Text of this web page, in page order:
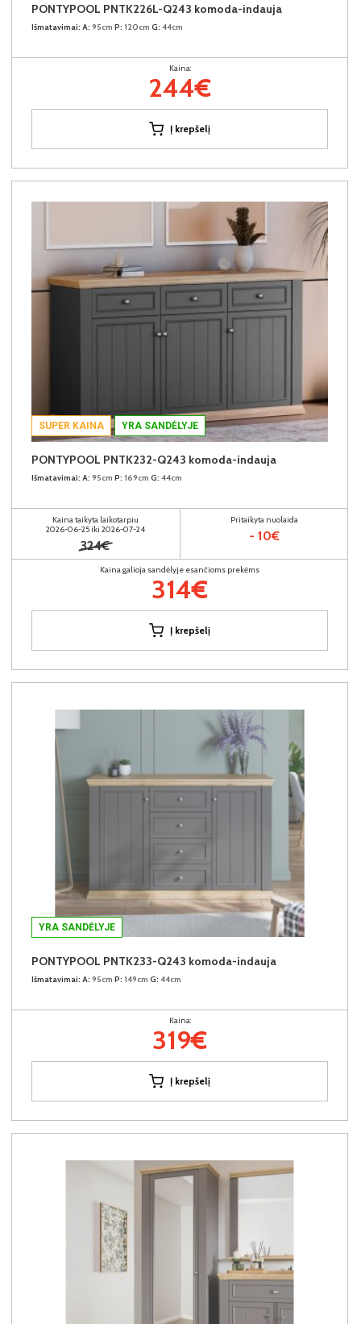
PONTYPOOL PNTK226L-Q243 komoda-indauja
Išmatavimai: A: 95cm P: 120cm G: 44cm
Kaina:
244€
Į krepšelį
SUPER KAINA YRA SANDĖLYJE
PONTYPOOL PNTK232-Q243 komoda-indauja
Išmatavimai: A: 95cm P: 169cm G: 44cm
Kaina taikyta laikotarpiu
2026-06-25 iki 2026-07-24
324€
Pritaikyta nuolaida
- 10€
Kaina galioja sandėlyje esančioms prekėms
314€
Į krepšelį
YRA SANDĖLYJE
PONTYPOOL PNTK233-Q243 komoda-indauja
Išmatavimai: A: 95cm P: 149cm G: 44cm
Kaina:
319€
Į krepšelį